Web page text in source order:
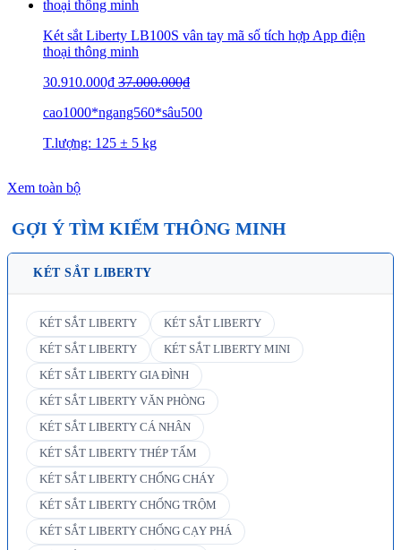
Két sắt Liberty LB100S vân tay mã số tích hợp App điện
thoại thông minh
30.910.000₫ 37.000.000₫
cao1000*ngang560*sâu500
T.lượng: 125 ± 5 kg
Xem toàn bộ
GỢI Ý TÌM KIẾM THÔNG MINH
KÉT SẮT LIBERTY
KÉT SẮT LIBERTY KÉT SẮT LIBERTY
KÉT SẮT LIBERTY KÉT SẮT LIBERTY MINI
KÉT SẮT LIBERTY GIA ĐÌNH
KÉT SẮT LIBERTY VĂN PHÒNG
KÉT SẮT LIBERTY CÁ NHÂN
KÉT SẮT LIBERTY THÉP TẤM
KÉT SẮT LIBERTY CHỐNG CHÁY
KÉT SẮT LIBERTY CHỐNG TRỘM
KÉT SẮT LIBERTY CHỐNG CẠY PHÁ